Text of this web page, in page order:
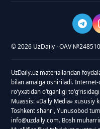
© 2026 UzDaily · OAV №248510
UzDaily.uz materiallaridan
bilan amalga oshiriladi.
roʻyxatidan oʻtganligi
Muassis: «Daily Media» xususiy
Toshkent shahri, Yunusobod
info@uzdaily.com. Bosh